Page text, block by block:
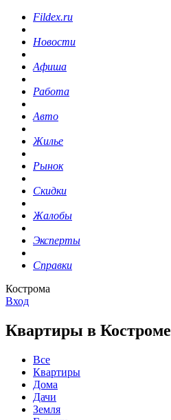
Fildex.ru
Новости
Афиша
Работа
Авто
Жилье
Рынок
Скидки
Жалобы
Эксперты
Справки
Кострома
Вход
Квартиры в Костроме
Все
Квартиры
Дома
Дачи
Земля